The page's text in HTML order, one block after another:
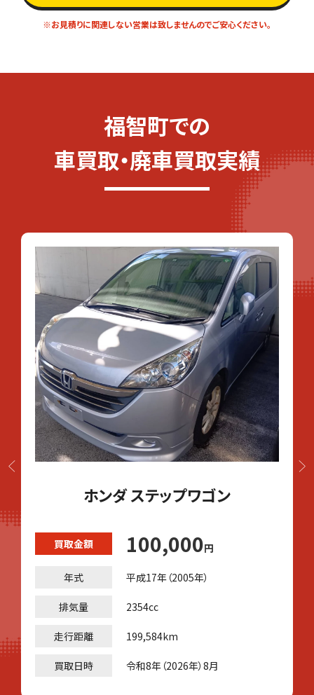
※お見積りに関連しない営業は致しませんのでご安心ください。
福智町での
車買取・廃車買取実績
ホンダ ステップワゴン
買取金額 100,000円
年式 平成17年（2005年）
排気量 2354cc
走行距離 199,584km
買取日時 令和8年（2026年）8月